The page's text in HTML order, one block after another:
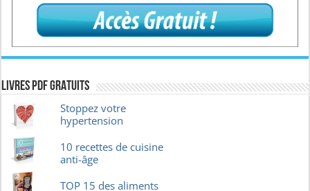
Livres pdf GRATUITS
Stoppez votre
hypertension
10 recettes de cuisine
anti-âge
TOP 15 des aliments